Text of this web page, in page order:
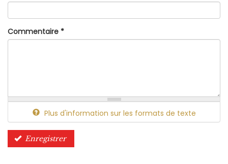
Commentaire *
Plus d'information sur les formats de texte
Enregistrer